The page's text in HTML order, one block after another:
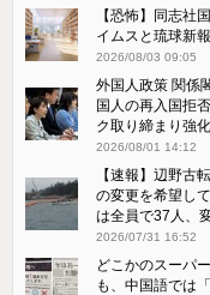
【恐怖】同志社
イムスと琉球新
2026/08/03 09:05
外国人政策 関係
国人の再入国拒
ク取り締まり強
2026/08/01 14:12
【速報】辺野古
の変更を希望し
は全員で37人、
2026/07/31 16:52
どこかのスーパ
も、中国語では